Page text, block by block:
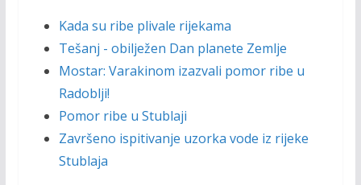
Kada su ribe plivale rijekama
Tešanj - obilježen Dan planete Zemlje
Mostar: Varakinom izazvali pomor ribe u
Radoblji!
Pomor ribe u Stublaji
Završeno ispitivanje uzorka vode iz rijeke
Stublaja